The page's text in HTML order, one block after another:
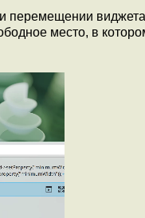
перемещении
место, в